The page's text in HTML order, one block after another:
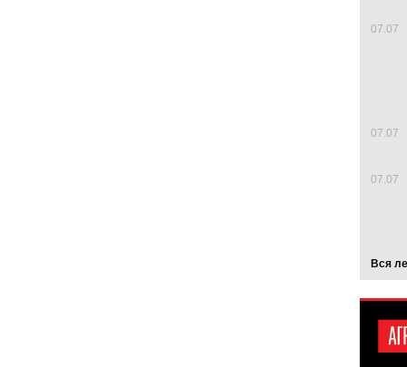
07.07
07.07
07.07
Вся